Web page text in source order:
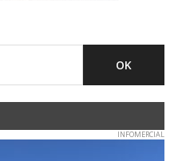
INFOMERCIAL